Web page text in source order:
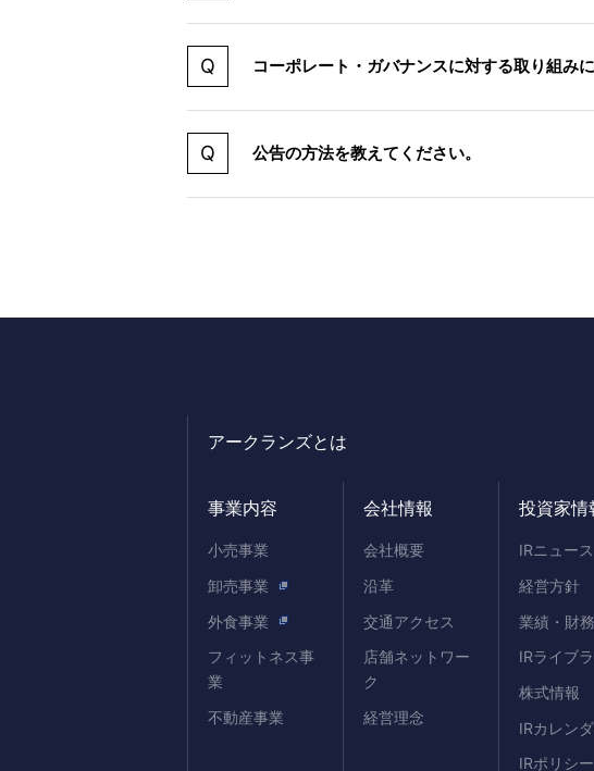
コーポレート・ガバナンスに対する取り組み
公告の方法を教えてください。
アークランズとは
事業内容
小売事業
卸売事業
外食事業
フィットネス事
業
不動産事業
会社情報
会社概要
沿革
交通アクセス
店舗ネットワー
ク
経営理念
投資家情
IRニュース
経営方針
業績・財務
IRライブ
株式情報
IRカレン
IRポリシー